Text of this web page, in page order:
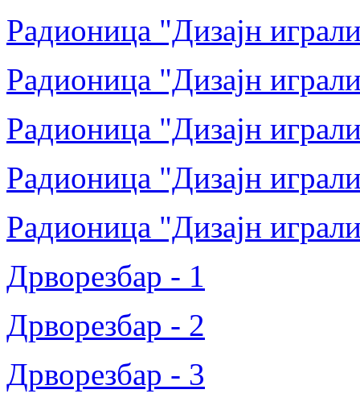
Радионица "Дизајн
Радионица "Дизајн
Радионица "Дизајн
Радионица "Дизајн
Радионица "Дизајн
Дрворезбар - 1
Дрворезбар - 2
Дрворезбар - 3